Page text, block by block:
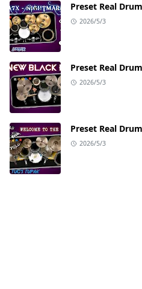
Preset Real
2026/5/3
Preset Real
2026/5/3
Preset Real
2026/5/3